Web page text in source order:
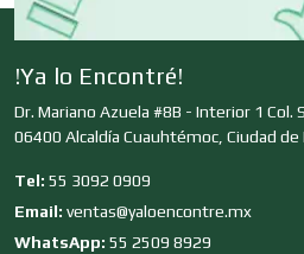
Clubes Deportivos
Cocinas Integrales
!Ya lo Encontré!
Dr. Mariano Azuela #8B - Interior 1 Col.
06400 Alcaldía Cuauhtémoc, Ciudad de
Tel: 55 3092 0909
Email: ventas@yaloencontre.mx
WhatsApp: 55 2509 8929